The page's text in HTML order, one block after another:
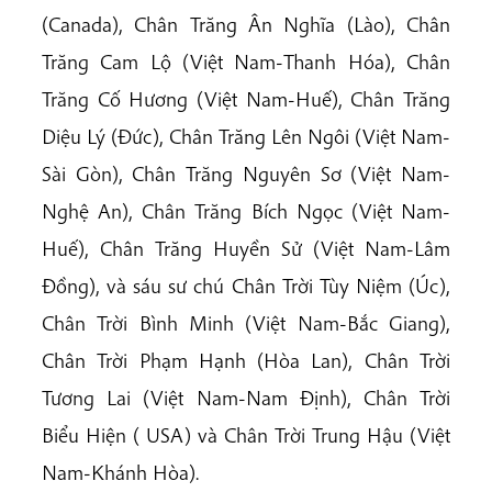
(Canada), Chân Trăng Ân Nghĩa (Lào), Chân
Trăng Cam Lộ (Việt Nam-Thanh Hóa), Chân
Trăng Cố Hương (Việt Nam-Huế), Chân Trăng
Diệu Lý (Đức), Chân Trăng Lên Ngôi (Việt Nam-
Sài Gòn), Chân Trăng Nguyên Sơ (Việt Nam-
Nghệ An), Chân Trăng Bích Ngọc (Việt Nam-
Huế), Chân Trăng Huyền Sử (Việt Nam-Lâm
Đồng), và sáu sư chú Chân Trời Tùy Niệm (Úc),
Chân Trời Bình Minh (Việt Nam-Bắc Giang),
Chân Trời Phạm Hạnh (Hòa Lan), Chân Trời
Tương Lai (Việt Nam-Nam Định), Chân Trời
Biểu Hiện ( USA) và Chân Trời Trung Hậu (Việt
Nam-Khánh Hòa).